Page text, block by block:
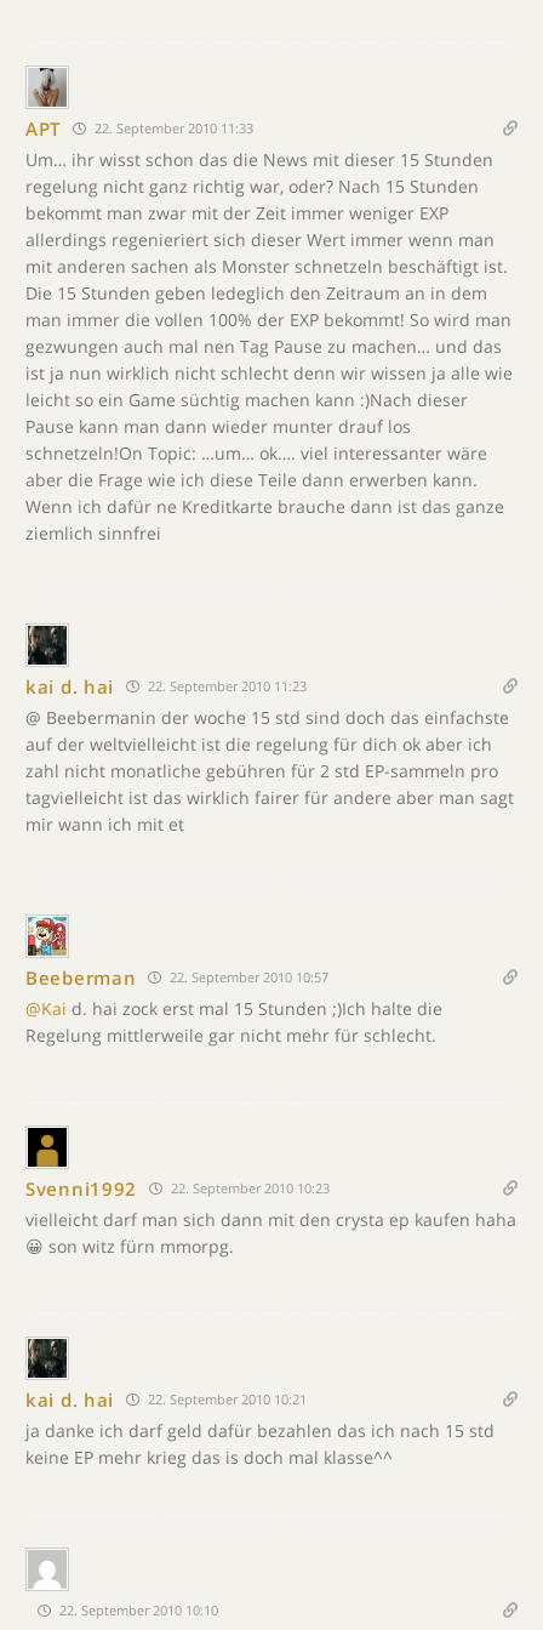
APT 22. September 2010 11:33
Um… ihr wisst schon das die News mit dieser 15 Stunden
regelung nicht ganz richtig war, oder? Nach 15 Stunden
bekommt man zwar mit der Zeit immer weniger EXP
allerdings regenieriert sich dieser Wert immer wenn man
mit anderen sachen als Monster schnetzeln beschäftigt ist.
Die 15 Stunden geben ledeglich den Zeitraum an in dem
man immer die vollen 100% der EXP bekommt! So wird man
gezwungen auch mal nen Tag Pause zu machen… und das
ist ja nun wirklich nicht schlecht denn wir wissen ja alle wie
leicht so ein Game süchtig machen kann :)Nach dieser
Pause kann man dann wieder munter drauf los
schnetzeln!On Topic: …um… ok…. viel interessanter wäre
aber die Frage wie ich diese Teile dann erwerben kann.
Wenn ich dafür ne Kreditkarte brauche dann ist das ganze
ziemlich sinnfrei
kai d. hai 22. September 2010 11:23
@ Beebermanin der woche 15 std sind doch das einfachste
auf der weltvielleicht ist die regelung für dich ok aber ich
zahl nicht monatliche gebühren für 2 std EP-sammeln pro
tagvielleicht ist das wirklich fairer für andere aber man sagt
mir wann ich mit et
Beeberman 22. September 2010 10:57
@Kai d. hai zock erst mal 15 Stunden ;)Ich halte die
Regelung mittlerweile gar nicht mehr für schlecht.
Svenni1992 22. September 2010 10:23
vielleicht darf man sich dann mit den crysta ep kaufen haha
😀 son witz fürn mmorpg.
kai d. hai 22. September 2010 10:21
ja danke ich darf geld dafür bezahlen das ich nach 15 std
keine EP mehr krieg das is doch mal klasse^^
22. September 2010 10:10